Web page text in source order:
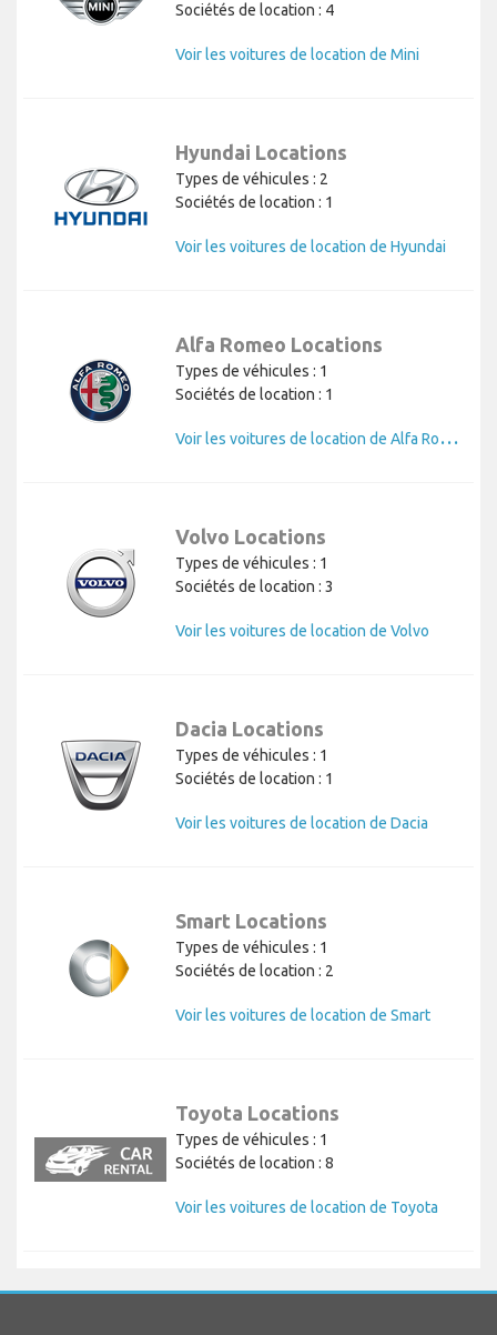
Sociétés de location : 4
Voir les voitures de location de Mini
Hyundai Locations
Types de véhicules : 2
Sociétés de location : 1
Voir les voitures de location de Hyundai
Alfa Romeo Locations
Types de véhicules : 1
Sociétés de location : 1
V
oir les voitures de location de Alfa Romeo
Volvo Locations
Types de véhicules : 1
Sociétés de location : 3
Voir les voitures de location de Volvo
Dacia Locations
Types de véhicules : 1
Sociétés de location : 1
Voir les voitures de location de Dacia
Smart Locations
Types de véhicules : 1
Sociétés de location : 2
Voir les voitures de location de Smart
Toyota Locations
Types de véhicules : 1
Sociétés de location : 8
Voir les voitures de location de Toyota